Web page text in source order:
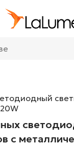
с
с металлическими
в форме
L4 Black 4000К
Добавить в корзину